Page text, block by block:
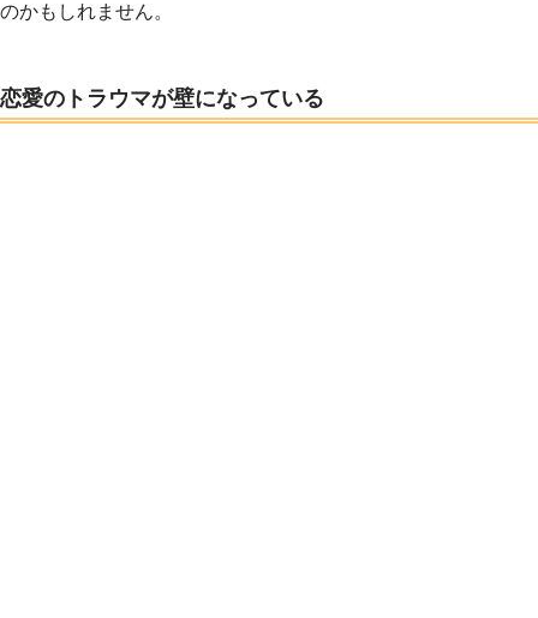
のかもしれません。
恋愛のトラウマが壁になっている